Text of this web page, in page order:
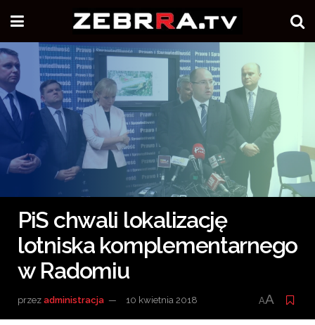
PiS chwali lokalizację
lotniska komplementarnego
w Radomiu
przez administracja 10 kwietnia 2018 AA